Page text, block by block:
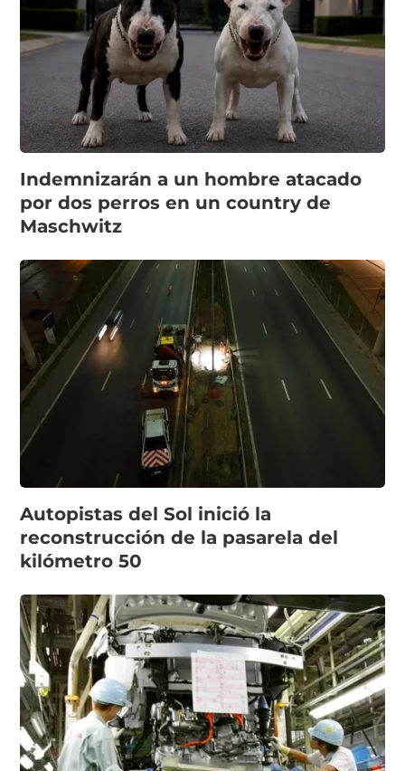
Indemnizarán a un hombre atacado
por dos perros en un country de
Maschwitz
Autopistas del Sol inició la
reconstrucción de la pasarela del
kilómetro 50